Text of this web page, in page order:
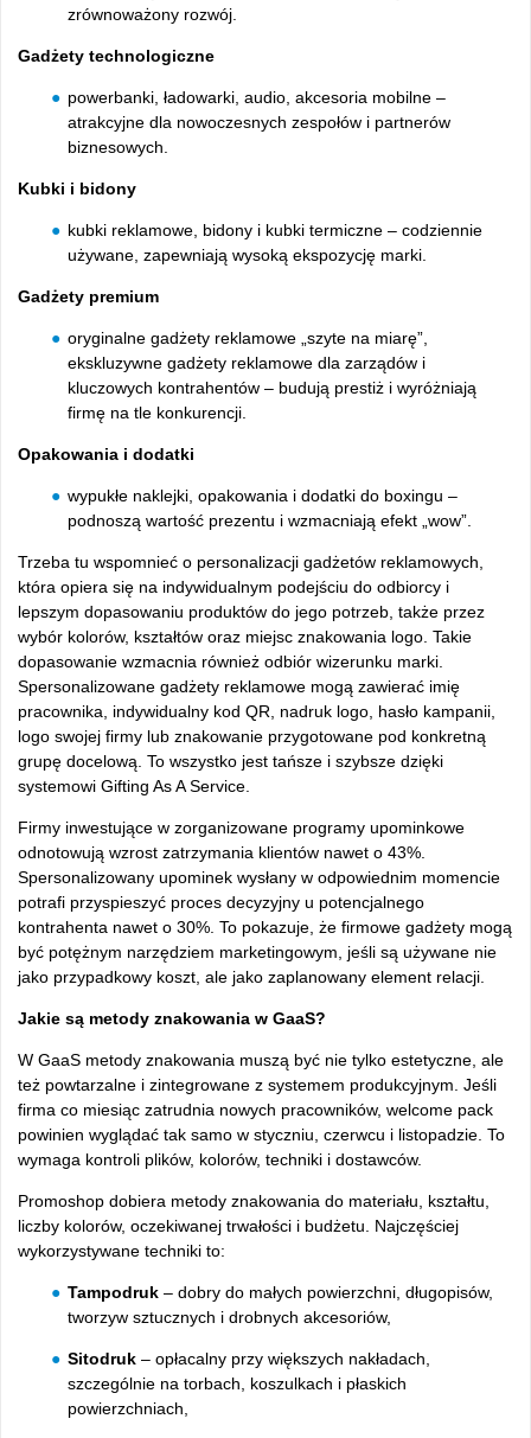
zrównoważony rozwój.
Gadżety technologiczne
powerbanki, ładowarki, audio, akcesoria mobilne –
atrakcyjne dla nowoczesnych zespołów i partnerów
biznesowych.
Kubki i bidony
kubki reklamowe, bidony i kubki termiczne – codziennie
używane, zapewniają wysoką ekspozycję marki.
Gadżety premium
oryginalne gadżety reklamowe „szyte na miarę”,
ekskluzywne gadżety reklamowe dla zarządów i
kluczowych kontrahentów – budują prestiż i wyróżniają
firmę na tle konkurencji.
Opakowania i dodatki
wypukłe naklejki, opakowania i dodatki do boxingu –
podnoszą wartość prezentu i wzmacniają efekt „wow”.
Trzeba tu wspomnieć o personalizacji gadżetów reklamowych,
która opiera się na indywidualnym podejściu do odbiorcy i
lepszym dopasowaniu produktów do jego potrzeb, także przez
wybór kolorów, kształtów oraz miejsc znakowania logo. Takie
dopasowanie wzmacnia również odbiór wizerunku marki.
Spersonalizowane gadżety reklamowe mogą zawierać imię
pracownika, indywidualny kod QR, nadruk logo, hasło kampanii,
logo swojej firmy lub znakowanie przygotowane pod konkretną
grupę docelową. To wszystko jest tańsze i szybsze dzięki
systemowi Gifting As A Service.
Firmy inwestujące w zorganizowane programy upominkowe
odnotowują wzrost zatrzymania klientów nawet o 43%.
Spersonalizowany upominek wysłany w odpowiednim momencie
potrafi przyspieszyć proces decyzyjny u potencjalnego
kontrahenta nawet o 30%. To pokazuje, że firmowe gadżety mogą
być potężnym narzędziem marketingowym, jeśli są używane nie
jako przypadkowy koszt, ale jako zaplanowany element relacji.
Jakie są metody znakowania w GaaS?
W GaaS metody znakowania muszą być nie tylko estetyczne, ale
też powtarzalne i zintegrowane z systemem produkcyjnym. Jeśli
firma co miesiąc zatrudnia nowych pracowników, welcome pack
powinien wyglądać tak samo w styczniu, czerwcu i listopadzie. To
wymaga kontroli plików, kolorów, techniki i dostawców.
Promoshop dobiera metody znakowania do materiału, kształtu,
liczby kolorów, oczekiwanej trwałości i budżetu. Najczęściej
wykorzystywane techniki to:
Tampodruk – dobry do małych powierzchni, długopisów,
tworzyw sztucznych i drobnych akcesoriów,
Sitodruk – opłacalny przy większych nakładach,
szczególnie na torbach, koszulkach i płaskich
powierzchniach,